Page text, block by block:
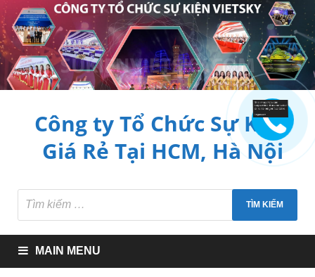
Công ty Tổ Chức Sự Kiện
Giá Rẻ Tại HCM, Hà Nội
MAIN MENU